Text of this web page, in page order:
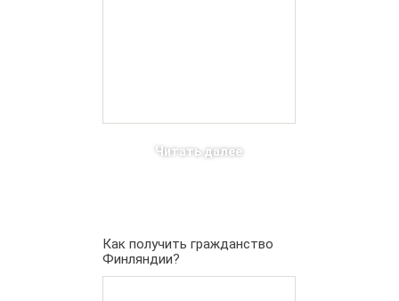
Читать далее
Как получить гражданство
Финляндии?